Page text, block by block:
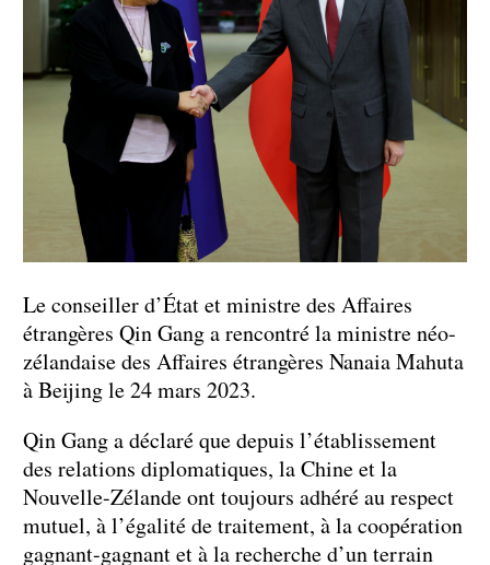
Le conseiller d’État et ministre des Affaires
étrangères Qin Gang a rencontré la ministre néo-
zélandaise des Affaires étrangères Nanaia Mahuta
à Beijing le 24 mars 2023.
Qin Gang a déclaré que depuis l’établissement
des relations diplomatiques, la Chine et la
Nouvelle-Zélande ont toujours adhéré au respect
mutuel, à l’égalité de traitement, à la coopération
gagnant-gagnant et à la recherche d’un terrain